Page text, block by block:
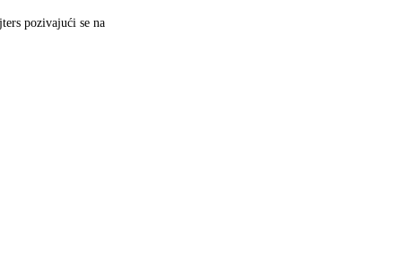
pozivajući se na